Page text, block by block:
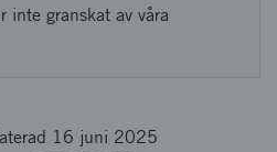
inte granskat av våra
16 juni 2025